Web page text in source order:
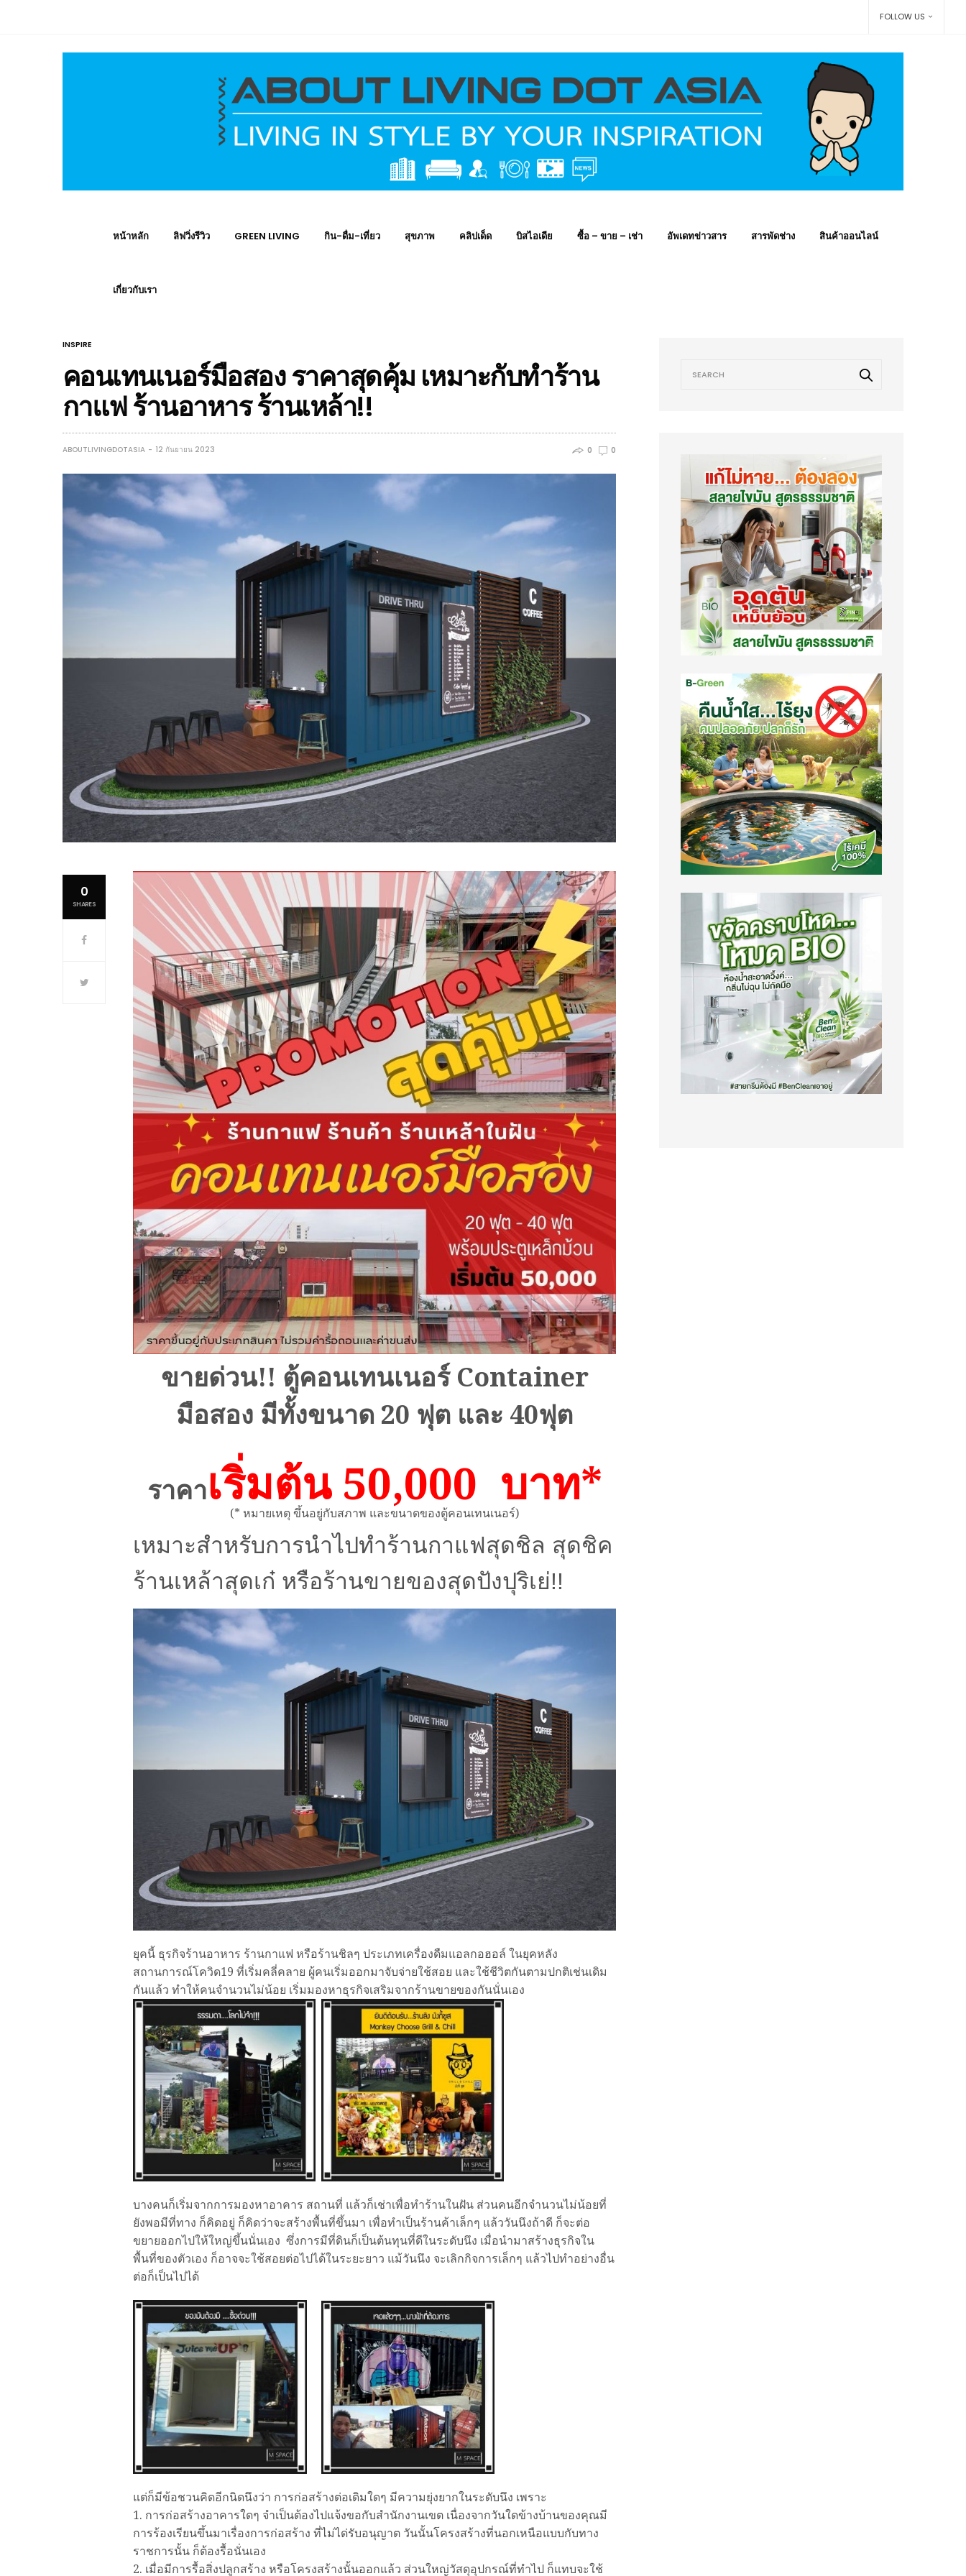
FOLLOW US
หน้าหลัก ลิฟวิ่งรีวิว GREEN LIVING กิน-ดื่ม-เที่ยว สุขภาพ คลิปเด็ด บิสไอเดีย ซื้อ – ขาย – เช่า อัพเดทข่าวสาร สารพัดช่าง สินค้าออนไลน์
เกี่ยวกับเรา
INSPIRE
คอนเทนเนอร์มือสอง ราคาสุดคุ้ม เหมาะกับทำร้าน
กาแฟ ร้านอาหาร ร้านเหล้า!!
ABOUTLIVINGDOTASIA 12 กันยายน 2023 0 0
0
SHARES
ขายด่วน!! ตู้คอนเทนเนอร์ Container
มือสอง มีทั้งขนาด 20 ฟุต และ 40ฟุต
ราคาเริ่มต้น 50,000 บาท*
(* หมายเหตุ ขึ้นอยู่กับสภาพ และขนาดของตู้คอนเทนเนอร์)
เหมาะสำหรับการนำไปทำร้านกาแฟสุดชิล สุดชิค
ร้านเหล้าสุดเก๋ หรือร้านขายของสุดปังปุริเย่!!
ยุคนี้ ธุรกิจร้านอาหาร ร้านกาแฟ หรือร้านชิลๆ ประเภทเครื่องดืมแอลกอฮอล์ ในยุคหลัง
สถานการณ์โควิด19 ที่เริ่มคลี่คลาย ผู้คนเริ่มออกมาจับจ่ายใช้สอย และใช้ชีวิตกันตามปกติเช่นเดิม
กันแล้ว ทำให้คนจำนวนไม่น้อย เริ่มมองหาธุรกิจเสริมจากร้านขายของกันนั่นเอง
บางคนก็เริ่มจากการมองหาอาคาร สถานที่ แล้วก็เช่าเพื่อทำร้านในฝัน ส่วนคนอีกจำนวนไม่น้อยที่
ยังพอมีที่ทาง ก็คิดอยู่ ก็คิดว่าจะสร้างพื้นที่ขึ้นมา เพื่อทำเป็นร้านค้าเล็กๆ แล้ววันนึงถ้าดี ก็จะต่อ
ขยายออกไปให้ใหญ่ขึ้นนั่นเอง ซึ่งการมีที่ดินก็เป็นต้นทุนที่ดีในระดับนึง เมื่อนำมาสร้างธุรกิจใน
พื้นที่ของตัวเอง ก็อาจจะใช้สอยต่อไปได้ในระยะยาว แม้วันนึง จะเลิกกิจการเล็กๆ แล้วไปทำอย่างอื่น
ต่อก็เป็นไปได้
แต่ก็มีข้อชวนคิดอีกนิดนึงว่า การก่อสร้างต่อเดิมใดๆ มีความยุ่งยากในระดับนึง เพราะ
1. การก่อสร้างอาคารใดๆ จำเป็นต้องไปแจ้งขอกับสำนักงานเขต เนื่องจากวันใดข้างบ้านของคุณมี
การร้องเรียนขึ้นมาเรื่องการก่อสร้าง ที่ไม่ได่รับอนุญาต วันนั้นโครงสร้างที่นอกเหนือแบบกับทาง
ราชการนั้น ก็ต้องรื้อนั่นเอง
2. เมื่อมีการรื้อสิ่งปลูกสร้าง หรือโครงสร้างนั้นออกแล้ว ส่วนใหญ่วัสดุอุปกรณ์ที่ทำไป ก็แทบจะใช้